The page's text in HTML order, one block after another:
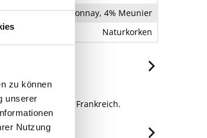
zu können
unserer
Nutzung
Noir, 34% Chardonnay, 4% Meunier
Naturkorken
werden.
51200 Epernay, Frankreich.